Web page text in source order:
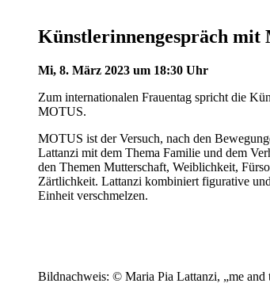
Künstlerinnengespräch
Mi, 8. März 2023 um 18:30 Uhr
Zum internationalen Frauentag spricht die
MOTUS.
MOTUS ist der Versuch, nach den
Lattanzi mit dem Thema Familie und dem
den Themen Mutterschaft, Weiblichkeit,
Zärtlichkeit. Lattanzi kombiniert figurative
Einheit verschmelzen.
Bildnachweis: © Maria Pia Lattanzi, „me and